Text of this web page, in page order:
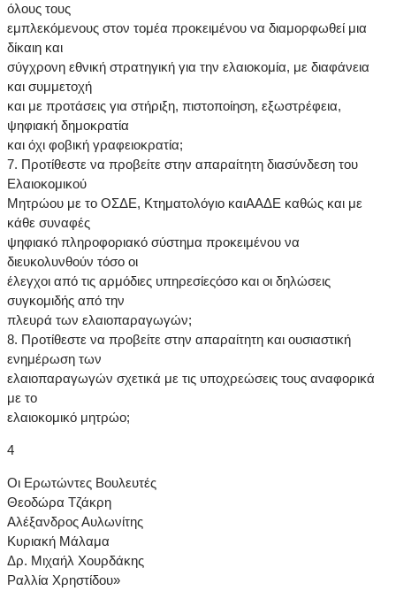
όλους τους
εμπλεκόμενους στον τομέα προκειμένου να διαμορφωθεί μια
δίκαιη και
σύγχρονη εθνική στρατηγική για την ελαιοκομία, με διαφάνεια
και συμμετοχή
και με προτάσεις για στήριξη, πιστοποίηση, εξωστρέφεια,
ψηφιακή δημοκρατία
και όχι φοβική γραφειοκρατία;
7. Προτίθεστε να προβείτε στην απαραίτητη διασύνδεση του
Ελαιοκομικού
Μητρώου με το ΟΣΔΕ, Κτηματολόγιο καιΑΑΔΕ καθώς και με
κάθε συναφές
ψηφιακό πληροφοριακό σύστημα προκειμένου να
διευκολυνθούν τόσο οι
έλεγχοι από τις αρμόδιες υπηρεσίεςόσο και οι δηλώσεις
συγκομιδής από την
πλευρά των ελαιοπαραγωγών;
8. Προτίθεστε να προβείτε στην απαραίτητη και ουσιαστική
ενημέρωση των
ελαιοπαραγωγών σχετικά με τις υποχρεώσεις τους αναφορικά
με το
ελαιοκομικό μητρώο;
4
Οι Ερωτώντες Βουλευτές
Θεοδώρα Τζάκρη
Αλέξανδρος Αυλωνίτης
Κυριακή Μάλαμα
Δρ. Μιχαήλ Χουρδάκης
Ραλλία Χρηστίδου»